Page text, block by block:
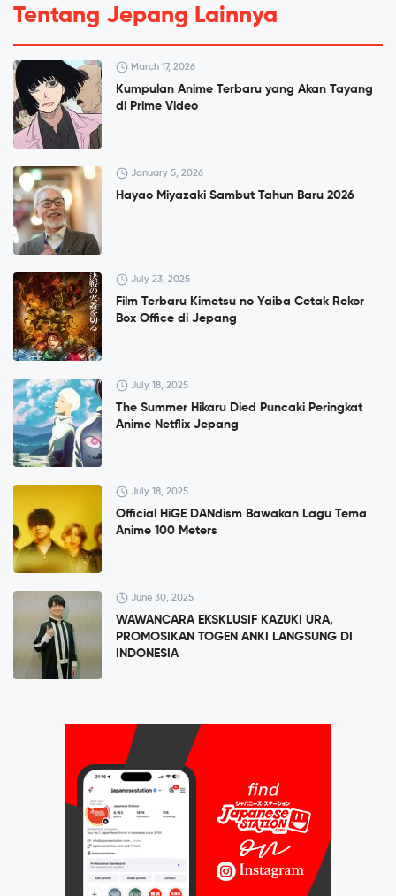
Tentang Jepang Lainnya
March 17, 2026
Kumpulan Anime Terbaru yang Akan Tayang
di Prime Video
January 5, 2026
Hayao Miyazaki Sambut Tahun Baru 2026
July 23, 2025
Film Terbaru Kimetsu no Yaiba Cetak Rekor
Box Office di Jepang
July 18, 2025
The Summer Hikaru Died Puncaki Peringkat
Anime Netflix Jepang
July 18, 2025
Official HiGE DANdism Bawakan Lagu Tema
Anime 100 Meters
June 30, 2025
WAWANCARA EKSKLUSIF KAZUKI URA,
PROMOSIKAN TOGEN ANKI LANGSUNG DI
INDONESIA